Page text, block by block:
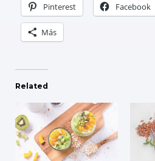
Pinterest Facebook
Más
Related